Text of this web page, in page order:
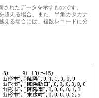
されたデータを示すものです。
超える場合、また、半角カタカナ
える場合には、複数レコードに分